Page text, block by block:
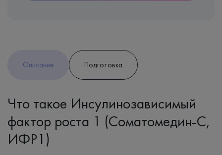
Описание Подготовка
Что такое Инсулинозависимый
фактор роста 1 (Соматомедин-С,
ИФР1)